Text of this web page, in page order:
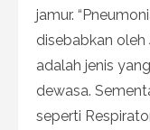
jamur.
disebabkan oleh
adalah jenis
dewasa.
seperti